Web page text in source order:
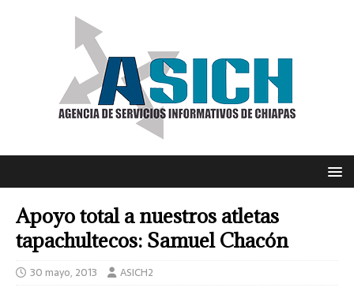
Apoyo total a nuestros atletas
tapachultecos: Samuel Chacón
30 mayo, 2013 ASICH2